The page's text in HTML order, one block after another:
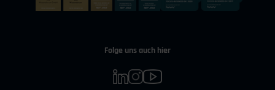
Folge uns auch hier